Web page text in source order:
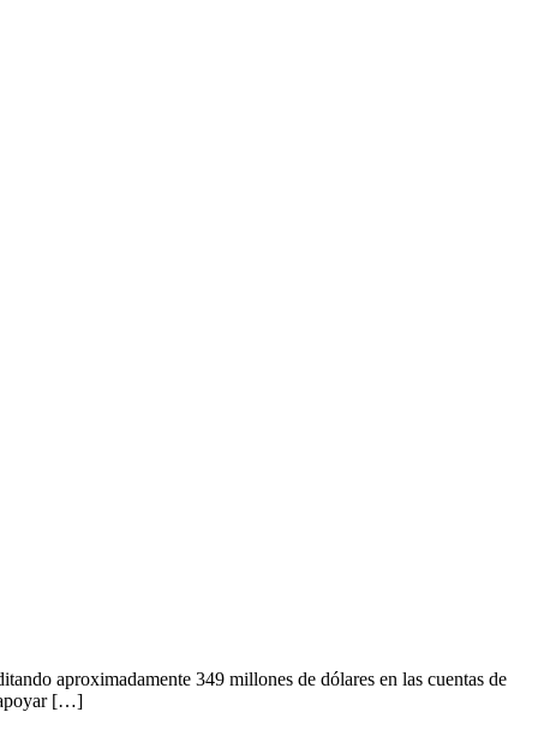
aproximadamente 349 millones de dólares en las cuentas de
apoyar […]